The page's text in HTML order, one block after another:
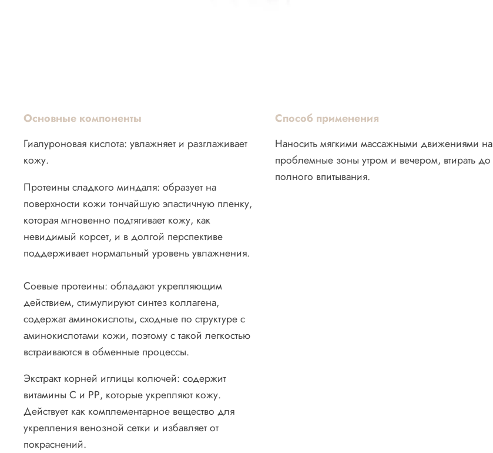
Основные компоненты
Гиалуроновая кислота: увлажняет и разглаживает
кожу.
Протеины сладкого миндаля: образует на
поверхности кожи тончайшую эластичную пленку,
которая мгновенно подтягивает кожу, как
невидимый корсет, и в долгой перспективе
поддерживает нормальный уровень увлажнения.
Соевые протеины: обладают укрепляющим
действием, стимулируют синтез коллагена,
содержат аминокислоты, сходные по структуре с
аминокислотами кожи, поэтому с такой легкостью
встраиваются в обменные процессы.
Экстракт корней иглицы колючей: содержит
витамины С и РР, которые укрепляют кожу.
Действует как комплементарное вещество для
укрепления венозной сетки и избавляет от
покраснений.
Способ применения
Наносить мягкими массажными движениями на
проблемные зоны утром и вечером, втирать до
полного впитывания.